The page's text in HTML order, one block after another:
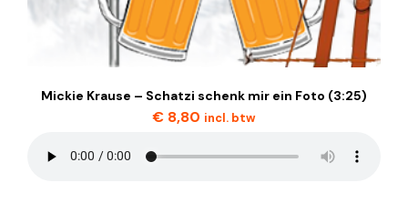
Mickie Krause – Schatzi schenk mir ein Foto (3:25)
€ 8,80 incl. btw